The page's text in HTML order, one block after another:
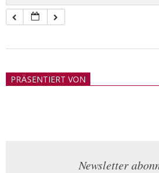
21PRÄSENTIERT VON
Newsletter